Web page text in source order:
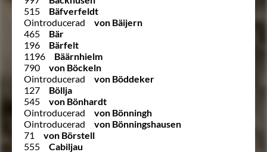
515
Bäfverfeldt
Ointroducerad
von Bäijern
465
Bär
196
Bärfelt
1196
Bäärnhielm
790
von Böckeln
Ointroducerad
von Böddeker
127
Böllja
545
von Bönhardt
Ointroducerad
von Bönningh
Ointroducerad
von Bönningshausen
71
von Börstell
555
Cabiljau